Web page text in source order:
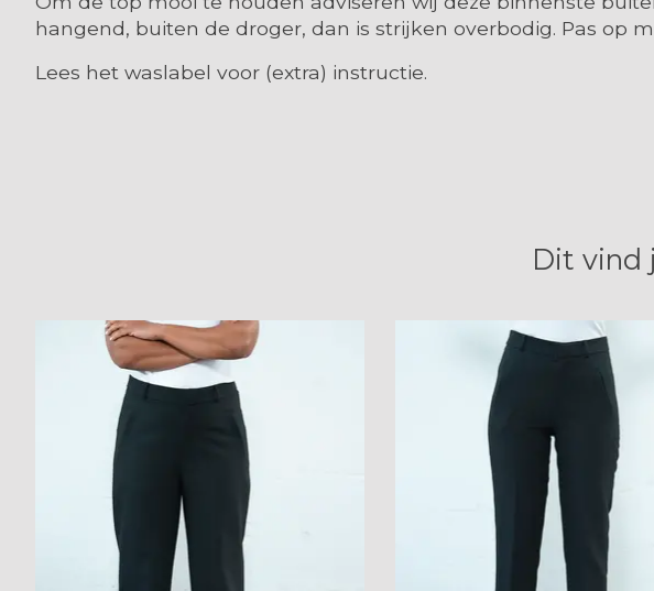
hangend, buiten de droger, dan is strijken overbodig. Pas op
Lees het waslabel voor (extra) instructie.
Dit vind
Items van productcarrousel